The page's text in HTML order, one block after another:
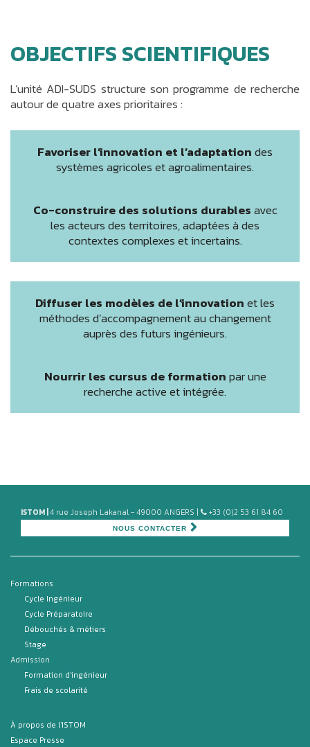
OBJECTIFS SCIENTIFIQUES
L’unité ADI-SUDS structure son programme de recherche
autour de quatre axes prioritaires :
Favoriser l’innovation et l’adaptationdes
systèmes agricoles et agroalimentaires.
Co-construire des solutions durablesavec
les acteurs des territoires, adaptées à des
contextes complexes et incertains.
Diffuser les modèles de l’innovationet les
méthodes d’accompagnement au changement
auprès des futurs ingénieurs.
Nourrir les cursus de formationpar une
recherche active et intégrée.
ISTOM | 4 rue Joseph Lakanal - 49000 ANGERS | +33 (0)2 53 61 84 60
NOUS CONTACTER
Formations
Cycle Ingénieur
Cycle Préparatoire
Débouchés & métiers
Stage
Admission
Formation d'ingénieur
Frais de scolarité
À propos de l'ISTOM
Espace Presse